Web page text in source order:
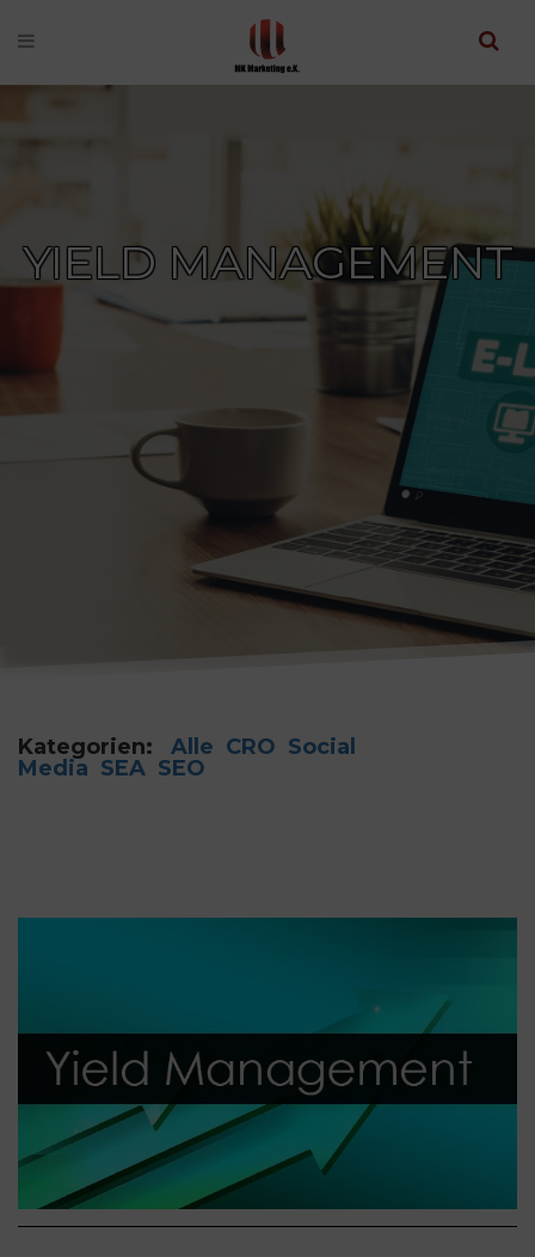
YIELD MANAGEMENT
Kategorien: Alle CRO Social
Media SEA SEO